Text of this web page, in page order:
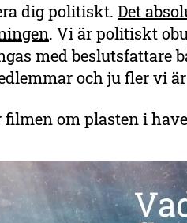
dig politiskt. Det
. Vi är politiskt
med beslutsfattare
och ju fler vi
filmen om plasten i